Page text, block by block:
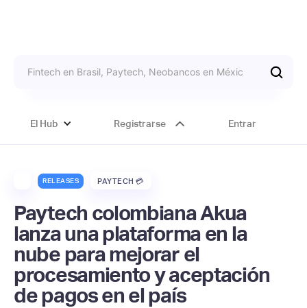
El Hub Registrarse Entrar
RELEASES PAYTECH 💳
Paytech colombiana Akua
lanza una plataforma en la
nube para mejorar el
procesamiento y aceptación
de pagos en el país